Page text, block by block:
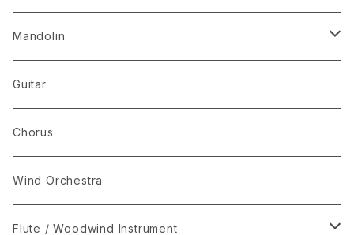
Mandolin
The Best Selection
Set Package
I-Musici
"The Enchanted Forest"
Guitar
Chorus
Wind Orchestra
Flute / Woodwind Instrument